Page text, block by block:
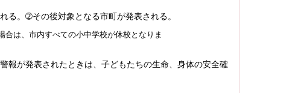
。➁その後対象となる市町が発表される。
は、市内すべての小中学校が休校となりま
が発表されたときは、子どもたちの生命、身体の安全確